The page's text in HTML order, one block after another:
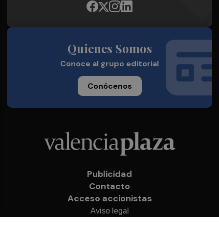
Quienes Somos
Conoce al grupo editorial
Conócenos
Publicidad
Contacto
Acceso accionistas
Aviso legal